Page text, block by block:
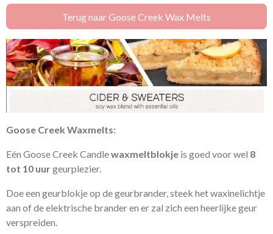
n
e
n
Terug naar Goose Creek Wax Melts
Goose Creek Waxmelts:
Eén Goose Creek Candlewaxmeltblokje is goed voor wel 8
tot 10 uurgeurplezier.
Doe een geurblokje op de geurbrander, steek het waxinelichtje
aan of de elektrische brander en er zal zich een heerlijke geur
verspreiden.